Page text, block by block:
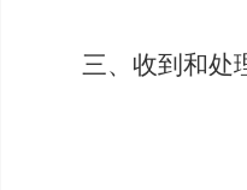
三、收到和处